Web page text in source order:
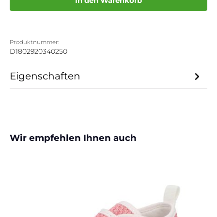
Produktnummer:
D1802920340250
Eigenschaften
Produktgalerie überspringen
Wir empfehlen Ihnen auch